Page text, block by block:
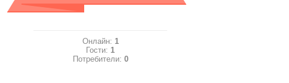
Онлайн: 1
Гости: 1
Потребители: 0